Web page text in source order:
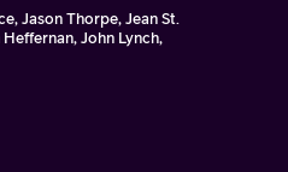
Jason Thorpe, Jean St.
John Lynch,